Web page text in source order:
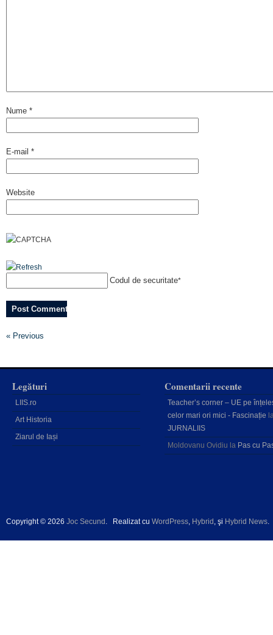
Nume *
E-mail *
Website
Codul de securitate*
« Previous
Legături
LIIS.ro
Art Historia
Ziarul de Iași
Comentarii recente
Teacher’s corner – UE pe
celor mari ori mici - Fascinație
JURNALIIS
Moldovanu Ovidiu la Pas cu
Copyright © 2026 Joc Secund . Realizat cu WordPress, Hybrid , şi Hybrid News.